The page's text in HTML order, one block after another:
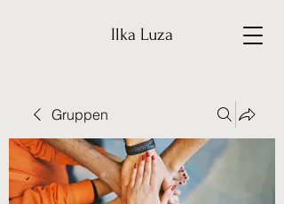
Ilka Luza
Gruppen